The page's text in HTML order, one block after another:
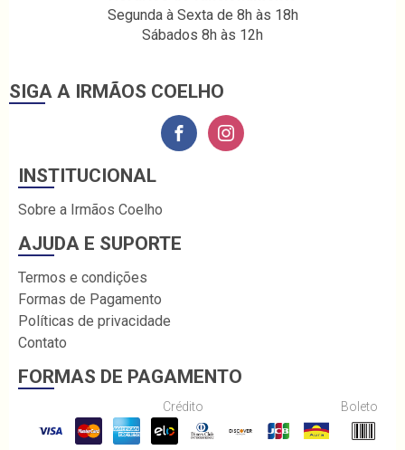
Segunda à Sexta de 8h às 18h
Sábados 8h às 12h
SIGA A IRMÃOS COELHO
INSTITUCIONAL
Sobre a Irmãos Coelho
AJUDA E SUPORTE
Termos e condições
Formas de Pagamento
Políticas de privacidade
Contato
FORMAS DE PAGAMENTO
Crédito Boleto